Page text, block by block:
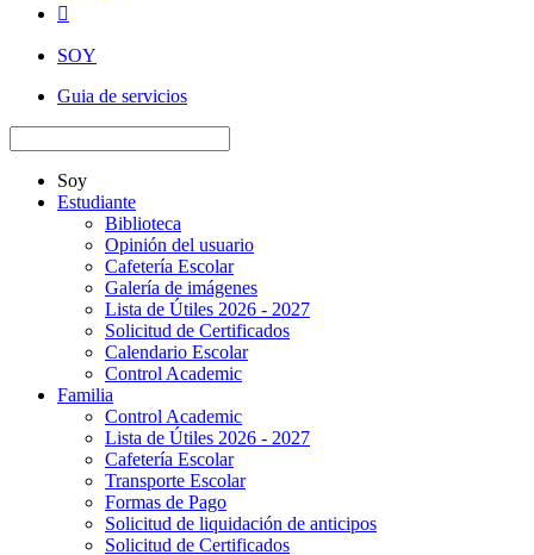

SOY
Guia de servicios
Soy
Estudiante
Biblioteca
Opinión del usuario
Cafetería Escolar
Galería de imágenes
Lista de Útiles 2026 - 2027
Solicitud de Certificados
Calendario Escolar
Control Academic
Familia
Control Academic
Lista de Útiles 2026 - 2027
Cafetería Escolar
Transporte Escolar
Formas de Pago
Solicitud de liquidación de anticipos
Solicitud de Certificados